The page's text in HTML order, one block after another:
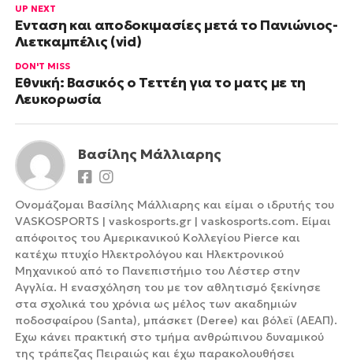
UP NEXT
Ένταση και αποδοκιμασίες μετά το Πανιώνιος-
Λιετκαμπέλις (vid)
DON'T MISS
Εθνική: Βασικός ο Τεττέη για το ματς με τη
Λευκορωσία
Βασίλης Μάλλιαρης
Ονομάζομαι Βασίλης Μάλλιαρης και είμαι ο ιδρυτής του
VASKOSPORTS | vaskosports.gr | vaskosports.com. Είμαι
απόφοιτος του Αμερικανικού Κολλεγίου Pierce και
κατέχω πτυχίο Ηλεκτρολόγου και Ηλεκτρονικού
Μηχανικού από το Πανεπιστήμιο του Λέστερ στην
Αγγλία. Η ενασχόληση του με τον αθλητισμό ξεκίνησε
στα σχολικά του χρόνια ως μέλος των ακαδημιών
ποδοσφαίρου (Santa), μπάσκετ (Deree) και βόλεϊ (ΑΕΑΠ).
Έχω κάνει πρακτική στο τμήμα ανθρώπινου δυναμικού
της τράπεζας Πειραιώς και έχω παρακολουθήσει